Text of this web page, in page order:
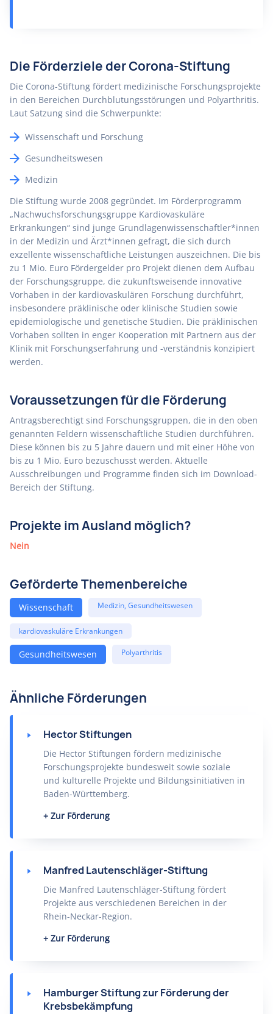
Die Förderziele der Corona-Stiftung
Die Corona-Stiftung fördert medizinische Forschungsprojekte
in den Bereichen Durchblutungsstörungen und Polyarthritis.
Laut Satzung sind die Schwerpunkte:
Wissenschaft und Forschung
Gesundheitswesen
Medizin
Die Stiftung wurde 2008 gegründet. Im Förderprogramm
„Nachwuchsforschungsgruppe Kardiovaskuläre
Erkrankungen“ sind junge Grundlagenwissenschaftler*innen
in der Medizin und Ärzt*innen gefragt, die sich durch
exzellente wissenschaftliche Leistungen auszeichnen. Die bis
zu 1 Mio. Euro Fördergelder pro Projekt dienen dem Aufbau
der Forschungsgruppe, die zukunftsweisende innovative
Vorhaben in der kardiovaskulären Forschung durchführt,
insbesondere präklinische oder klinische Studien sowie
epidemiologische und genetische Studien. Die präklinischen
Vorhaben sollten in enger Kooperation mit Partnern aus der
Klinik mit Forschungserfahrung und -verständnis konzipiert
werden.
Voraussetzungen für die Förderung
Antragsberechtigt sind Forschungsgruppen, die in den oben
genannten Feldern wissenschaftliche Studien durchführen.
Diese können bis zu 5 Jahre dauern und mit einer Höhe von
bis zu 1 Mio. Euro bezuschusst werden. Aktuelle
Ausschreibungen und Programme finden sich im Download-
Bereich der Stiftung.
Projekte im Ausland möglich?
Nein
Geförderte Themenbereiche
Wissenschaft Medizin, Gesundheitswesen
kardiovaskuläre Erkrankungen
Gesundheitswesen Polyarthritis
Ähnliche Förderungen
Hector Stiftungen
Die Hector Stiftungen fördern medizinische
Forschungsprojekte bundesweit sowie soziale
und kulturelle Projekte und Bildungsinitiativen in
Baden-Württemberg.
Zur Förderung
Manfred Lautenschläger-Stiftung
Die Manfred Lautenschläger-Stiftung fördert
Projekte aus verschiedenen Bereichen in der
Rhein-Neckar-Region.
Zur Förderung
Hamburger Stiftung zur Förderung der
Krebsbekämpfung